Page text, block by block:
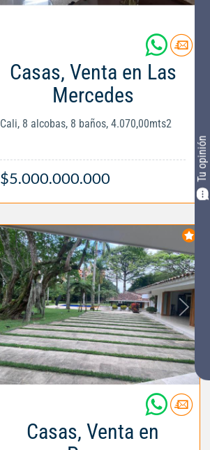
Tu opinión
Casas, Venta en Las
Mercedes
Cali, 8 alcobas, 8 baños, 4.070,00mts2
$5.000.000.000
Casas, Venta en